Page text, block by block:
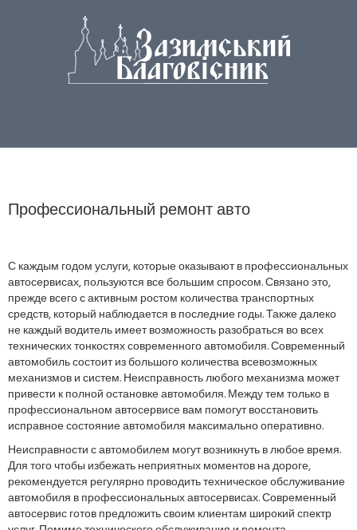
Профессиональный ремонт авто
С каждым годом услуги, которые оказывают в профессиональных
автосервисах, пользуются все большим спросом. Связано это,
прежде всего с активным ростом количества транспортных
средств, который наблюдается в последние годы. Также далеко
не каждый водитель имеет возможность разобраться во всех
технических тонкостях современного автомобиля. Современный
автомобиль состоит из большого количества всевозможных
механизмов и систем. Неисправность любого механизма может
привести к полной остановке автомобиля. Между тем только в
профессиональном автосервисе вам помогут восстановить
исправное состояние автомобиля максимально оперативно.
Неисправности с автомобилем могут возникнуть в любое время.
Для того чтобы избежать неприятных моментов на дороге,
рекомендуется регулярно проводить техническое обслуживание
автомобиля в профессиональных автосервисах. Современный
автосервис готов предложить своим клиентам широкий спектр